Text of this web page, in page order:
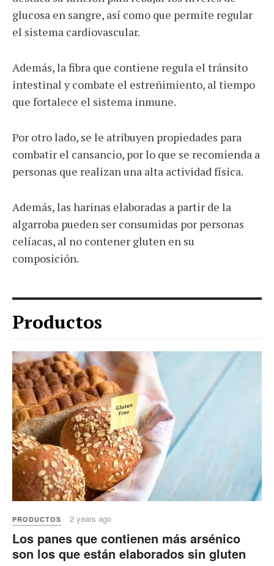
glucosa en sangre, así como que permite regular
el sistema cardiovascular.
Además, la fibra que contiene regula el tránsito
intestinal y combate el estreñimiento, al tiempo
que fortalece el sistema inmune.
Por otro lado, se le atribuyen propiedades para
combatir el cansancio, por lo que se recomienda a
personas que realizan una alta actividad física.
Además, las harinas elaboradas a partir de la
algarroba pueden ser consumidas por personas
celíacas, al no contener gluten en su
composición.
Productos
PRODUCTOS 2 years ago
Los panes que contienen más arsénico
son los que están elaborados sin gluten